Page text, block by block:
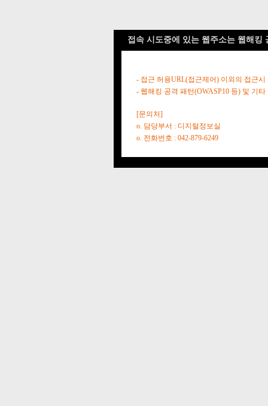
접속 시도중에 있는 웹주소는 웹해킹
- 접근 허용URL(접근제어) 이외의 접근시
- 웹해킹 공격 패턴(OWASP10 등) 및 기
[문의처]
o. 담당부서 : 디지털정보실
o. 전화번호 : 042-879-6249